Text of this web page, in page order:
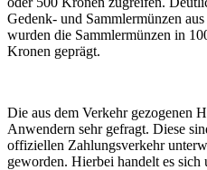
Gedenk- und Sammlermünzen
wurden die Sammlermünzen in
Kronen geprägt.
Die aus dem Verkehr gezogenen
Anwendern sehr gefragt. Diese
offiziellen Zahlungsverkehr
geworden. Hierbei handelt es